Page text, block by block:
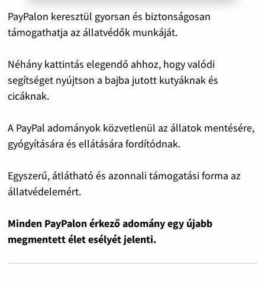
PayPalon keresztül gyorsan és biztonságosan
támogathatja az állatvédők munkáját.
Néhány kattintás elegendő ahhoz, hogy valódi
segítséget nyújtson a bajba jutott kutyáknak és
cicáknak.
A PayPal adományok közvetlenül az állatok mentésére,
gyógyítására és ellátására fordítódnak.
Egyszerű, átlátható és azonnali támogatási forma az
állatvédelemért.
Minden PayPalon érkező adomány egy újabb
megmentett élet esélyét jelenti.